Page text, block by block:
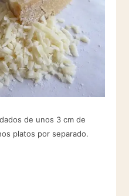
de unos 3 cm de
platos por separado.